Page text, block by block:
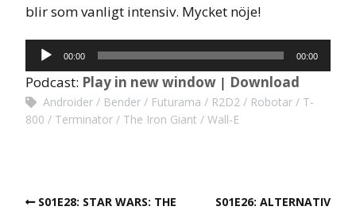
blir som vanligt intensiv. Mycket nöje!
Ljudspelare
00:00 00:00
Podcast: Play in new window | Download
Androider Bender Futurama R2D2 Robotar
T-
800
Terminator The Iron Giant Wall-E
S01E28: STAR WARS: THE
S01E26: ALTERNATIV